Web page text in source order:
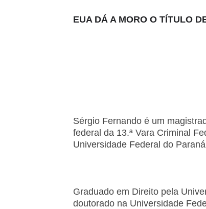
EUA DÁ A MORO O TÍTULO
Sérgio Fernando é um
federal da 13.ª Vara Criminal
Universidade Federal do
Graduado em Direito pela
doutorado na Universidade